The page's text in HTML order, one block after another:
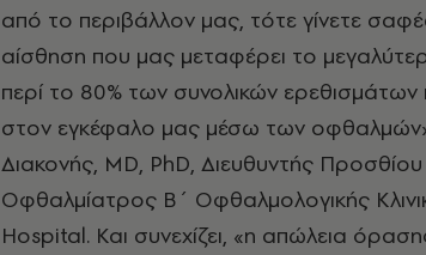
από το περιβάλλον μας, τότε γίνετε
αίσθηση που μας μεταφέρει το
περί το 80% των συνολικών
στον εγκέφαλο μας μέσω των οφθαλμών»,
Διακονής, MD, PhD, Διευθυντής
Οφθαλμίατρος Β΄ Οφθαλμολογικής
Hospital. Και συνεχίζει, «η απώλεια